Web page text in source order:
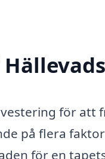
för att
på flera
för en